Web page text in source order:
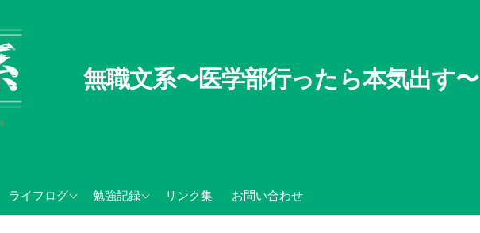
無職文系〜医学部行ったら本気出す〜
ライフログ
無職文系100の懸念勉強記録
TOEIC関連記録リンク集 お問い合わせ